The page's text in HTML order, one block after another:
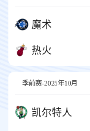
魔术
热火
季前赛-2025年10月
凯尔特人